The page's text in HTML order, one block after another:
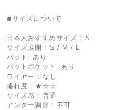
◾︎サイズについて
日本人おすすめサイズ : S
サイズ展開 : S / M / L
パット: あり
パットポケット: あり
ワイヤー : なし
盛れ度 : ★☆☆
サイズ感 : 普通
アンダー調節 : 不可